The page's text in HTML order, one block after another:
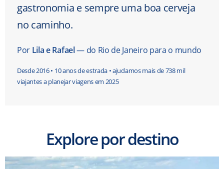
gastronomia e sempre uma boa cerveja
no caminho.
Por Lila e Rafael— do Rio de Janeiro para o mundo
Desde 2016 • 10 anos de estrada • ajudamos mais de 738 mil
viajantes a planejar viagens em 2025
Explore por destino